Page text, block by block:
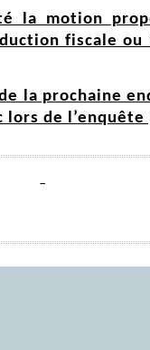
la motion
fiscale
la prochaine
de